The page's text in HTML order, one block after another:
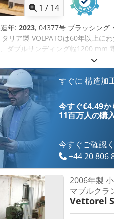
1 / 14
年: 2023, 04377号 ブラッシング
リア製 VOLPATOは60年以上に
ダブルサンディング幅1200 mm
ング高さ 330 mm (360 mm) (ブラ
ラシ回転数 無段階可変 180 -
き ブラシはリニアガイド付き直
800～850 mm（調節脚付き 吸
4 kW コンベアモーター出力
ックブラシ1本を含む、各直径
ットが進行方向に対して最大20°
れる。 本機には3つのインバータ
二重回転方向 ブラシユニットに
あり、同一の機械を表していま
、現地視察が可能です。
造年、納品範囲は、メーカーの
う 中古機は保証の対象外となり
配送条件: 倉庫渡しまたは現地渡し
すぐに 構造加
今すぐ€4.49か
11百万人の購
今すぐご確認
+44 20 806
2006年製
マブルクラ
Vettorel